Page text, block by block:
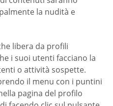
la nudità e
libera da profili
i suoi utenti facciano la
o attività sospette.
il menu con i puntini
pagina del profilo